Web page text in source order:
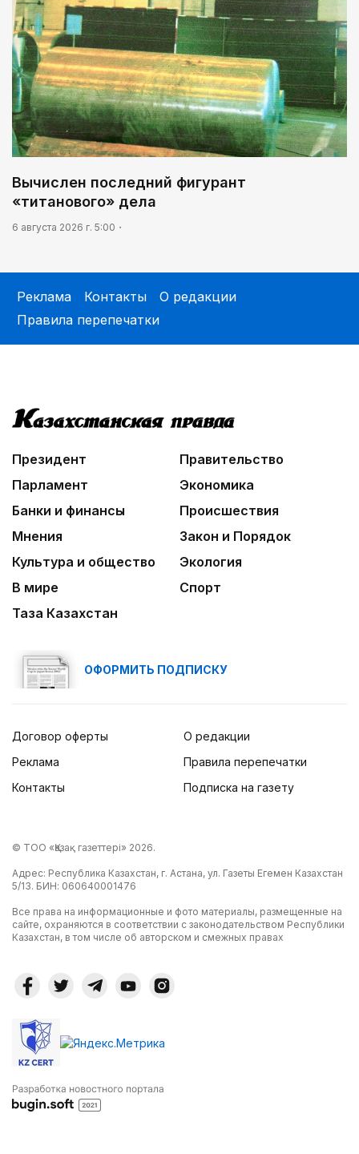
Вычислен последний фигурант
«титанового» дела
6 августа 2026 г. 5:00
Реклама Контакты
О редакции
Правила перепечатки
Президент
Правительство
Парламент
Экономика
Банки и финансы
Происшествия
Мнения
Закон и Порядок
Культура и общество
Экология
В мире
Спорт
Таза Казахстан
ОФОРМИТЬ ПОДПИСКУ
Договор оферты
Реклама
Контакты
О редакции
Правила перепечатки
Подписка на газету
© ТОО «Қазақ газеттері» 2026.
Адрес: Республика Казахстан, г. Астана, ул. Газеты Егемен Казахстан
5/13. БИН: 060640001476
Все права на информационные и фото материалы, размещенные на
сайте, охраняются в соответствии с законодательством Республики
Казахстан, в том числе об авторском и смежных правах